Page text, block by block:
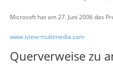
Microsoft hat am 27. Juni 2006 das
www.iview-multimedia.com
Querverweise zu